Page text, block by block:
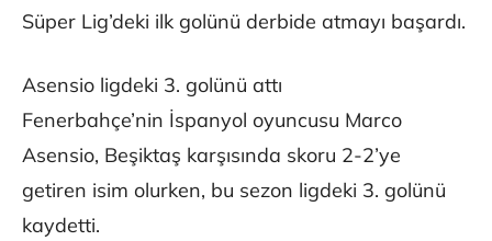
Süper Lig’deki ilk golünü derbide atmayı başardı.
Asensio ligdeki 3. golünü attı
Fenerbahçe’nin İspanyol oyuncusu Marco
Asensio, Beşiktaş karşısında skoru 2-2’ye
getiren isim olurken, bu sezon ligdeki 3. golünü
kaydetti.